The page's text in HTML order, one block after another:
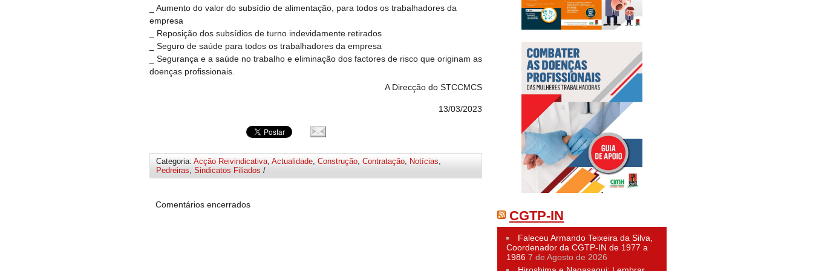
_ Aumento do valor do subsídio de alimentação, para todos os trabalhadores da
empresa
_ Reposição dos subsídios de turno indevidamente retirados
_ Seguro de saúde para todos os trabalhadores da empresa
_ Segurança e a saúde no trabalho e eliminação dos factores de risco que originam as
doenças profissionais.
A Direcção do STCCMCS
13/03/2023
Categoria: Acção Reivindicativa, Actualidade, Construção, Contratação, Notícias,
Pedreiras, Sindicatos Filiados /
Comentários encerrados
CGTP-IN
Faleceu Armando Teixeira da Silva,
Coordenador da CGTP-IN de 1977 a
1986 7 de Agosto de 2026